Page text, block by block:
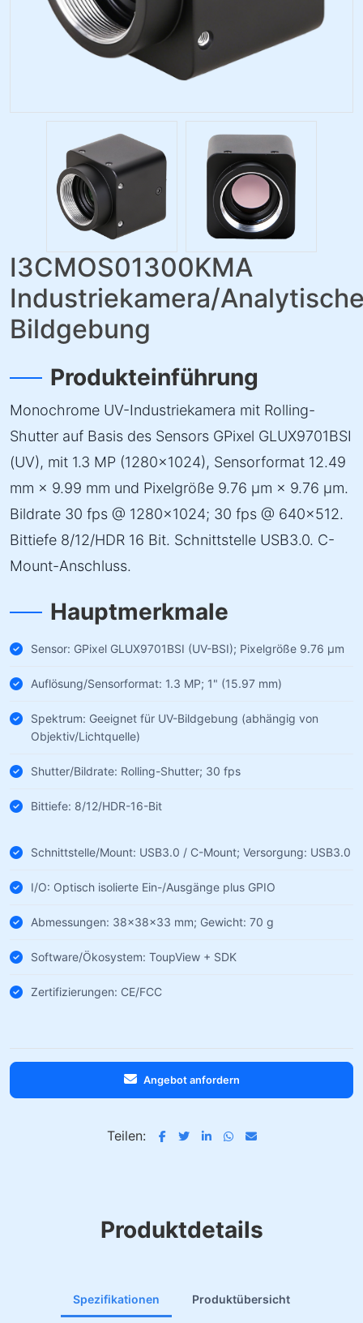
I3CMOS01300KMA
Industriekamera/
Bildgebung
Produkteinführung
Monochrome UV-Industriekamera mit Rolling-
Shutter auf Basis des Sensors GPixel GLUX9701BSI
(UV), mit 1.3 MP (1280×1024), Sensorformat 12.49
mm × 9.99 mm und Pixelgröße 9.76 µm × 9.76 µm.
Bildrate 30 fps @ 1280×1024; 30 fps @ 640×512.
Bittiefe 8/12/HDR 16 Bit. Schnittstelle USB3.0. C-
Mount-Anschluss.
Hauptmerkmale
Sensor: GPixel GLUX9701BSI (UV-BSI); Pixelgröße 9.76 µm
Auflösung/Sensorformat: 1.3 MP; 1" (15.97 mm)
Spektrum: Geeignet für UV-Bildgebung (abhängig von
Objektiv/Lichtquelle)
Shutter/Bildrate: Rolling-Shutter; 30 fps
Bittiefe: 8/12/HDR-16-Bit
Schnittstelle/Mount: USB3.0 / C-Mount; Versorgung: USB3.0
I/O: Optisch isolierte Ein-/Ausgänge plus GPIO
Abmessungen: 38×38×33 mm; Gewicht: 70 g
Software/Ökosystem: ToupView + SDK
Zertifizierungen: CE/FCC
Angebot anfordern
Teilen:
Produktdetails
Spezifikationen Produktübersicht